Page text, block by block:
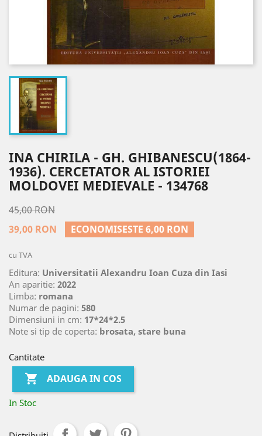
INA CHIRILA - GH. GHIBANESCU(1864-
1936). CERCETATOR AL ISTORIEI
MOLDOVEI MEDIEVALE - 134768
45,00 RON
39,00 RON
ECONOMISESTE 6,00 RON
cu TVA
Editura: Universitatii Alexandru Ioan Cuza din Iasi
An aparitie: 2022
Limba: romana
Numar de pagini: 580
Dimensiuni in cm: 17*24*2.5
Note si tip de coperta: brosata, stare buna
Cantitate
 ADAUGA IN COS
In Stoc